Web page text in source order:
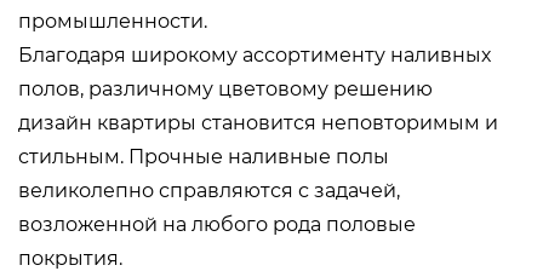
промышленности.
Благодаря широкому ассортименту наливных
полов, различному цветовому решению
дизайн квартиры становится неповторимым и
стильным. Прочные наливные полы
великолепно справляются с задачей,
возложенной на любого рода половые
покрытия.